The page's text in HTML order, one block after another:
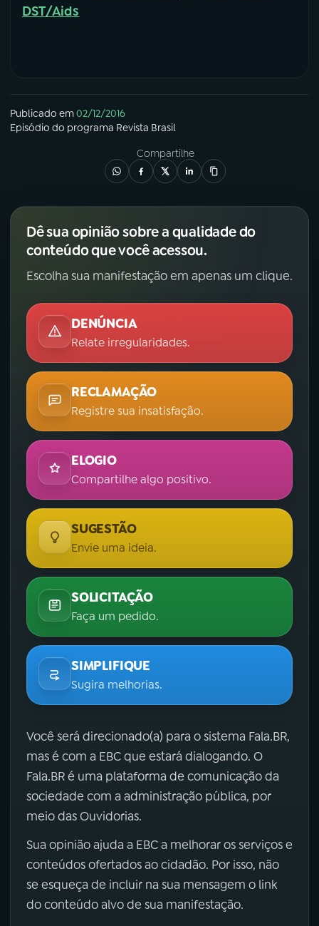
DST/Aids
Publicado em02/12/2016
Episódio do programa Revista Brasil
Compartilhe
Dê sua opinião sobre a qualidade do
conteúdo que você acessou.
Escolha sua manifestação em apenas um clique.
DENÚNCIA
Relate irregularidades.
RECLAMAÇÃO
Registre sua insatisfação.
ELOGIO
Compartilhe algo positivo.
SUGESTÃO
Envie uma ideia.
SOLICITAÇÃO
Faça um pedido.
SIMPLIFIQUE
Sugira melhorias.
Você será direcionado(a) para o sistema Fala.BR,
mas é com a EBC que estará dialogando. O
Fala.BR é uma plataforma de comunicação da
sociedade com a administração pública, por
meio das Ouvidorias.
Sua opinião ajuda a EBC a melhorar os serviços e
conteúdos ofertados ao cidadão. Por isso, não
se esqueça de incluir na sua mensagem o link
do conteúdo alvo de sua manifestação.